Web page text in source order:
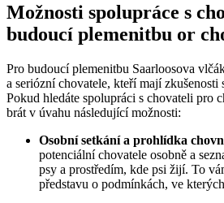
Možnosti spolupráce s
budoucí plemenitbu or
Pro budoucí plemenitbu Saarloosova
a seriózní chovatele, kteří mají zkušenosti
Pokud hledáte spolupráci s chovateli pro
brát v úvahu následující možnosti:
Osobní setkání a prohlídka
potenciální chovatele osobně a
psy a prostředím, kde psi žijí. To
představu o podmínkách, ve